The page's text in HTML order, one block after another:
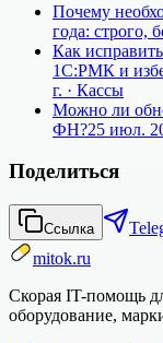
Почему
года: строго,
Как
1С:РМК и
г. · Кассы
Можно ли
ФН?25 июл.
Поделиться
Ссылка
mitok.ru
Скорая IT-помощь
оборудование,